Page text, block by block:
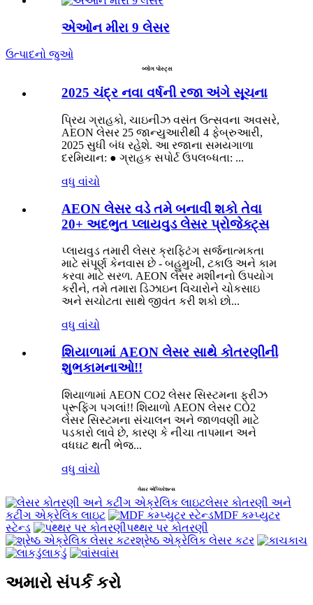
એઓન મીરા 9 લેસર
ઉત્પાદનો જુઓ
બ્લોગ પોસ્ટ્સ
2025 ચંદ્ર નવા વર્ષની રજા અંગે સૂચના
પ્રિય ગ્રાહકો, ચાઇનીઝ વસંત ઉત્સવના અવસરે,
AEON લેસર 25 જાન્યુઆરીથી 4 ફેબ્રુઆરી,
2025 સુધી બંધ રહેશે. આ રજાના સમયગાળા
દરમિયાન: ● ગ્રાહક સપોર્ટ ઉપલબ્ધતા: ...
વધુ વાંચો
AEON લેસર વડે તમે બનાવી શકો તેવા
20+ અદભુત પ્લાયવુડ લેસર પ્રોજેક્ટ્સ
પ્લાયવુડ તમારી લેસર ક્રાફ્ટિંગ સર્જનાત્મકતા
માટે સંપૂર્ણ કેનવાસ છે - બહુમુખી, ટકાઉ અને કામ
કરવા માટે સરળ. AEON લેસર મશીનનો ઉપયોગ
કરીને, તમે તમારા ડિઝાઇન વિચારોને ચોકસાઇ
અને સચોટતા સાથે જીવંત કરી શકો છો...
વધુ વાંચો
શિયાળામાં AEON લેસર સાથે કોતરણીની
શુભકામનાઓ!!
શિયાળામાં AEON CO2 લેસર સિસ્ટમના ફ્રીઝ
પ્રૂફિંગ પગલાં!! શિયાળો AEON લેસર CO2
લેસર સિસ્ટમના સંચાલન અને જાળવણી માટે
પડકારો લાવે છે, કારણ કે નીચા તાપમાન અને
વધઘટ થતી ભેજ...
વધુ વાંચો
લેસર એપ્લિકેશન્સ
લેસર કોતરણી અને
કટીંગ એક્રેલિક લાઇટ
MDF કમ્પ્યુટર
સ્ટેન્ડ
પથ્થર પર કોતરણી
શ્રેષ્ઠ એક્રેલિક લેસર કટર
કાચ
લાકડું
વાંસ
અમારો સંપર્ક કરો